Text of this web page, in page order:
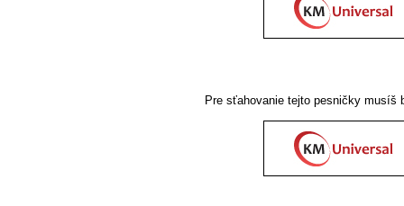
Pre sťahovanie tejto pesničky musíš